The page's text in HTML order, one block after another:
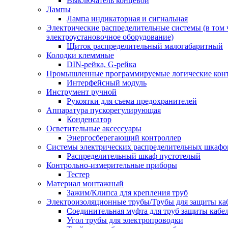
Лампы
Лампа индикаторная и сигнальная
Электрические распределительные системы (в том
электроустановочное оборудование)
Щиток распределительный малогабаритный
Колодки клеммные
DIN-рейка, G-рейка
Промышленные программируемые логические
Интерфейсный модуль
Инструмент ручной
Рукоятки для съема предохранителей
Аппаратура пускорегулирующая
Конденсатор
Осветительные аксессуары
Энергосберегающий контроллер
Системы электрических распределительных
Распределительный шкаф пустотелый
Контрольно-измерительные приборы
Тестер
Материал монтажный
Зажим/Клипса для крепления труб
Электроизоляционные трубы/Трубы для защиты
Соединительная муфта для труб защиты
Угол трубы для электропроводки